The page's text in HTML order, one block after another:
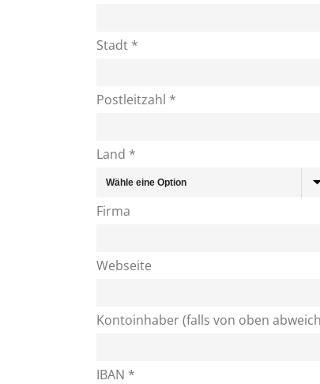
Stadt *
Postleitzahl *
Land *
Firma
Webseite
Kontoinhaber (falls von oben
IBAN *